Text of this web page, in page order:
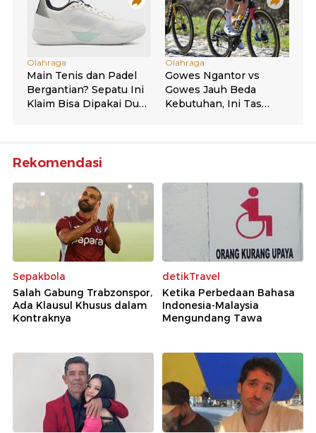
Rekomendasi
Sepakbola
Salah Gabung Trabzonspor,
Ada Klausul Khusus dalam
Kontraknya
detikTravel
Ketika Perbedaan Bahasa
Indonesia-Malaysia
Mengundang Tawa